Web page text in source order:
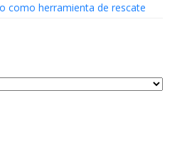
como herramienta de rescate